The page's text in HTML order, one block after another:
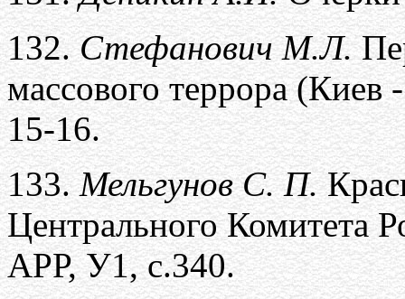
132.Стефанович М.Л.
массового террора (Киев
15-16.
133.Мельгунов С. П.
Центрального Комитета
АРР, У1, с.340.